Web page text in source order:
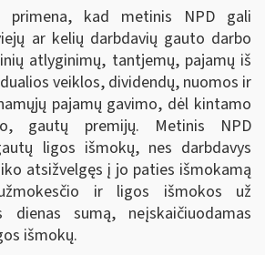
primena, kad metinis NPD gali
ar kelių darbdavių gauto darbo
atlyginimų, tantjemų, pajamų iš
veiklos, dividendų, nuomos ir
pajamų gavimo, dėl kintamo
gautų premijų. Metinis NPD
ligos išmokų, nes darbdavys
atsižvelgęs į jo paties išmokamą
ir ligos išmokos už
sumą, neįskaičiuodamas
išmokų.